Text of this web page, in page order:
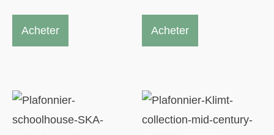
Acheter Acheter